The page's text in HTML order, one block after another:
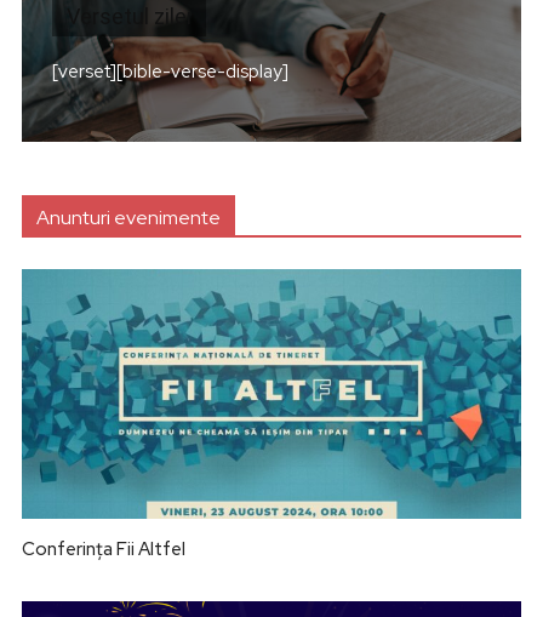
Versetul zilei
[verset][bible-verse-display]
Anunturi evenimente
Conferința Fii Altfel